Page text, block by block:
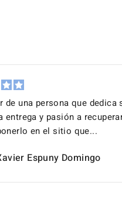
su vida
el